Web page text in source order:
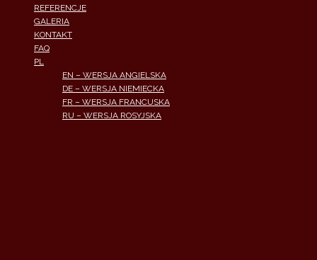
REFERENCJE
GALERIA
KONTAKT
FAQ
PL
EN – WERSJA ANGIELSKA
DE – WERSJA NIEMIECKA
FR – WERSJA FRANCUSKA
RU – WERSJA ROSYJSKA